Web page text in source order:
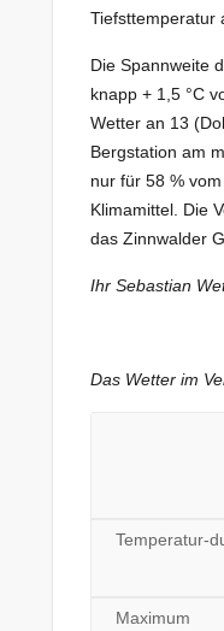
Tiefsttemperatur
Die Spannweite
knapp + 1,5 °C
Wetter an 13
Bergstation am
nur für 58 %
Klimamittel. Die
das Zinnwalder
Ihr Sebastian
Das Wetter im
Temperatur-
Maximum